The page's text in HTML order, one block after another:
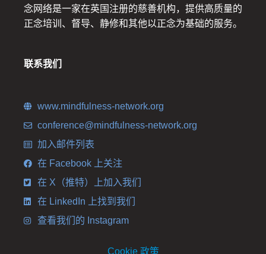
念网络是一家在英国注册的慈善机构，提供高质量的
正念培训、督导、静修和其他以正念为基础的服务。
联系我们
www.mindfulness-network.org
conference@mindfulness-network.org
加入邮件列表
在 Facebook 上关注
在 X（推特）上加入我们
在 LinkedIn 上找到我们
查看我们的 Instagram
Cookie 政策